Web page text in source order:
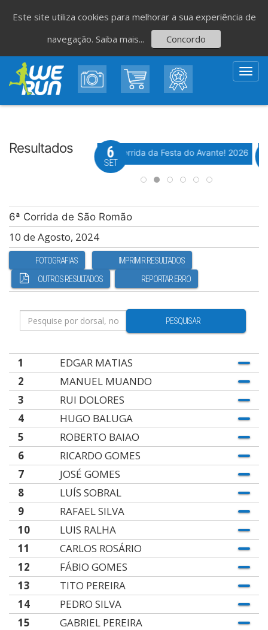
Resultados
de São Romão Evento WeTiming
37ª Corrida da Festa do Avante! 2026
6
SET
6ª Corrida de São Romão
10 de Agosto, 2024
FOTOGRAFIAS
IMPRIMIR RESULTADOS
OUTROS RESULTADOS
REPORTAR ERRO
PESQUISAR
1
EDGAR MATIAS
2
MANUEL MUANDO
3
RUI DOLORES
4
HUGO BALUGA
5
ROBERTO BAIAO
6
RICARDO GOMES
7
JOSÉ GOMES
8
LUÍS SOBRAL
9
RAFAEL SILVA
10
LUIS RALHA
11
CARLOS ROSÁRIO
12
FÁBIO GOMES
13
TITO PEREIRA
14
PEDRO SILVA
15
GABRIEL PEREIRA
Este site utiliza cookies para melhorar a sua experiência de
navegação. Saiba mais... Concordo